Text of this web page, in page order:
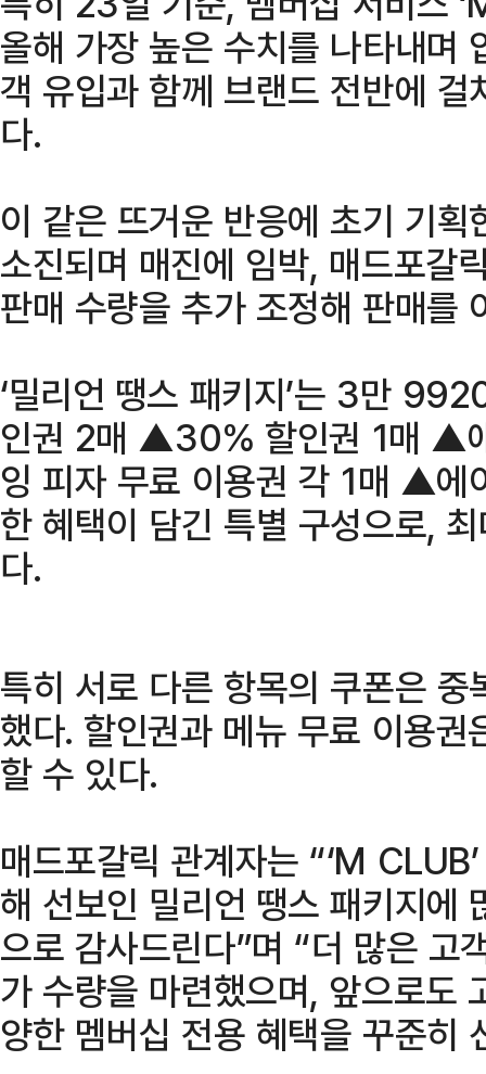
올해 가장 높은 수치를 나타내며
객 유입과 함께 브랜드 전반에
다.
이 같은 뜨거운 반응에 초기 기
소진되며 매진에 임박, 매드포갈
판매 수량을 추가 조정해 판매를
‘밀리언 땡스 패키지’는 3만
인권 2매 ▲30% 할인권 1매 ▲
잉 피자 무료 이용권 각 1매 ▲에
한 혜택이 담긴 특별 구성으로,
다.
특히 서로 다른 항목의 쿠폰은
했다. 할인권과 메뉴 무료 이용
할 수 있다.
매드포갈릭 관계자는 “‘M
해 선보인 밀리언 땡스 패키지에
으로 감사드린다”며 “더 많은 고
가 수량을 마련했으며, 앞으로도
양한 멤버십 전용 혜택을 꾸준히